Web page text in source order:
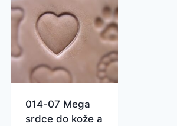
014-07 Mega
srdce do kože a